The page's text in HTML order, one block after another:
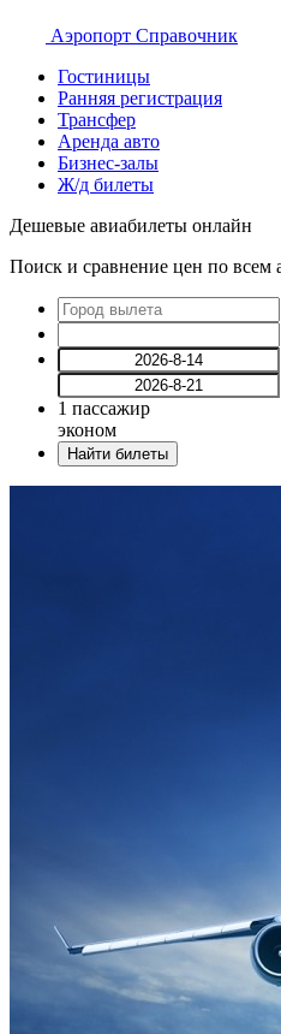
Аэропорт Справочник
Гостиницы
Ранняя регистрация
Трансфер
Аренда авто
Бизнес-залы
Ж/д билеты
Дешевые авиабилеты онлайн
Поиск и сравнение цен по всем
1 пассажир
эконом
Найти билеты